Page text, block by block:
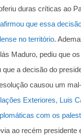
duras críticas ao
que essa
no território.
Maduro, pediu que
a decisão do
causou um
Exteriores, Luis
com os
ao recém presidente